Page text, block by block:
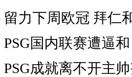
留力下周欧冠 拜仁
PSG国内联赛遭逼和
PSG成就离不开主